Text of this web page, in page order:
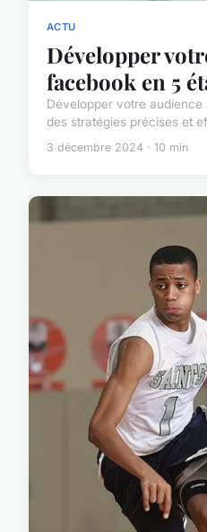
ACTU
Développer
facebook en 5
Développer votre
des stratégies précises et
3 décembre 2024 · 10 min